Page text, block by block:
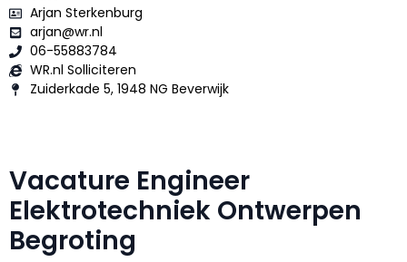
Arjan Sterkenburg
arjan@wr.nl
06-55883784
WR.nl Solliciteren
Zuiderkade 5, 1948 NG Beverwijk
Vacature Engineer
Elektrotechniek Ontwerpen
Begroting